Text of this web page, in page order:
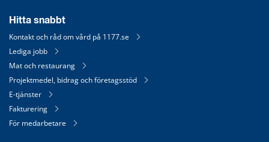
Hitta snabbt
Kontakt och råd om vård på 1177.se
Lediga jobb
Mat och restaurang
Projektmedel, bidrag och företagsstöd
E-tjänster
Fakturering
För medarbetare